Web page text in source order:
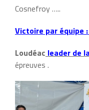
Cosnefroy …..
Victoire par équipe
Loudéac leader de
épreuves .